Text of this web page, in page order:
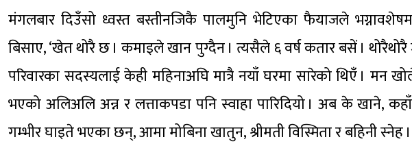
मंगलबार दिउँसो ध्वस्त बस्तीनजिकै पालमुनि भेटिएका फैयाजले
बिसाए, ‘खेत थोरै छ । कमाइले खान पुग्दैन । त्यसैले ६ वर्ष कतार बसें ।
परिवारका सदस्यलाई केही महिनाअघि मात्रै नयाँ घरमा सारेको थिएँ । मन
भएको अलिअलि अन्न र लत्ताकपडा पनि स्वाहा पारिदियो । अब के खाने,
गम्भीर घाइते भएका छन्, आमा मोबिना खातुन, श्रीमती विस्मिता र बहिनी स्नेह ।